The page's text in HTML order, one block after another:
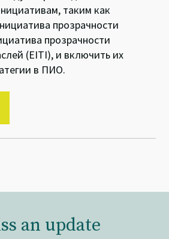
таким как
прозрачности
прозрачности
(EITI), и включить их
в ПИО.
an update